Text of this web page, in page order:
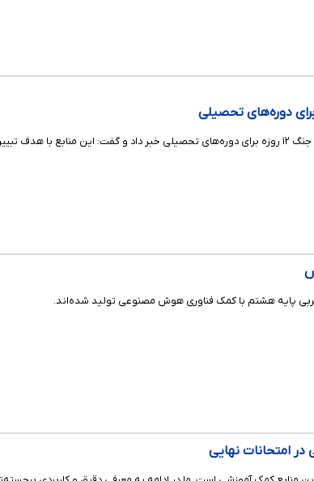
وزیر آموزش و پرورش، از تدوین سه کتاب درسی درباره ابعاد مختلف جنگ ۱۲ روزه برای دوره‌های تحصیلی
پایه هشتم با کمک فناوری هوش مصنوعی تولید شده‌اند.